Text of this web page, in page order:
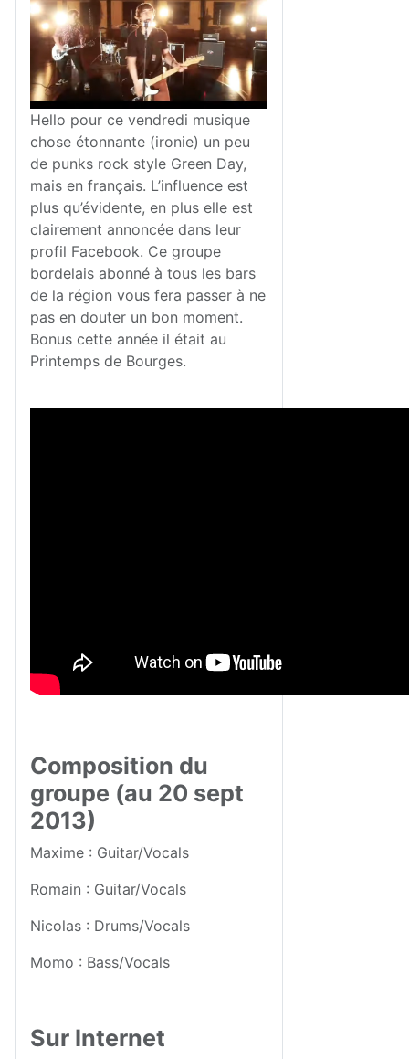
Hello pour ce vendredi musique
chose étonnante (ironie) un peu
de punks rock style Green Day,
mais en français. L’influence est
plus qu’évidente, en plus elle est
clairement annoncée dans leur
profil Facebook. Ce groupe
bordelais abonné à tous les bars
de la région vous fera passer à ne
pas en douter un bon moment.
Bonus cette année il était au
Printemps de Bourges.
Composition du
groupe (au 20 sept
2013)
Maxime : Guitar/Vocals
Romain : Guitar/Vocals
Nicolas : Drums/Vocals
Momo : Bass/Vocals
Sur Internet